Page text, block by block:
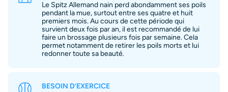
Le Spitz Allemand nain perd abondamment ses poils
pendant la mue, surtout entre ses quatre et huit
premiers mois. Au cours de cette période qui
survient deux fois par an, il est recommandé de lui
faire un brossage plusieurs fois par semaine. Cela
permet notamment de retirer les poils morts et lui
redonner toute sa beauté.
BESOIN D’EXERCICE